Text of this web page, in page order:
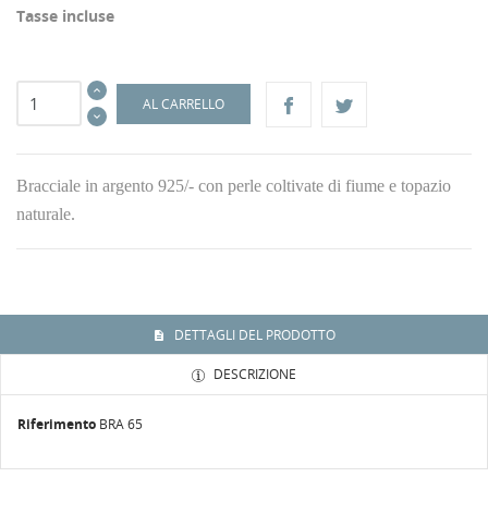
Tasse incluse
AL CARRELLO
Bracciale in argento 925/- con perle coltivate di fiume e topazio
naturale.
DETTAGLI DEL PRODOTTO
DESCRIZIONE
Riferimento BRA 65